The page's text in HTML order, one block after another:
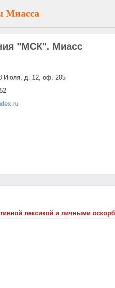
Миасса
"МСК". Миасс
Июля, д. 12, оф. 205
лексикой и личными